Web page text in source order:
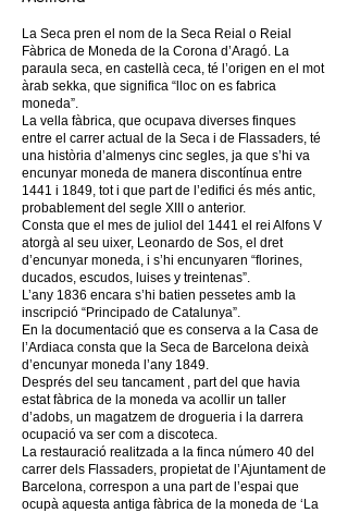
La Seca pren el nom de la Seca Reial o Reial
Fàbrica de Moneda de la Corona d’Aragó. La
paraula seca, en castellà ceca, té l’origen en el mot
àrab sekka, que significa “lloc on es fabrica
moneda”.
La vella fàbrica, que ocupava diverses finques
entre el carrer actual de la Seca i de Flassaders, té
una història d’almenys cinc segles, ja que s’hi va
encunyar moneda de manera discontínua entre
1441 i 1849, tot i que part de l’edifici és més antic,
probablement del segle XIII o anterior.
Consta que el mes de juliol del 1441 el rei Alfons V
atorgà al seu uixer, Leonardo de Sos, el dret
d’encunyar moneda, i s’hi encunyaren “florines,
ducados, escudos, luises y treintenas”.
L’any 1836 encara s’hi batien pessetes amb la
inscripció “Principado de Catalunya”.
En la documentació que es conserva a la Casa de
l’Ardiaca consta que la Seca de Barcelona deixà
d’encunyar moneda l’any 1849.
Després del seu tancament , part del que havia
estat fàbrica de la moneda va acollir un taller
d’adobs, un magatzem de drogueria i la darrera
ocupació va ser com a discoteca.
La restauració realitzada a la finca número 40 del
carrer dels Flassaders, propietat de l’Ajuntament de
Barcelona, correspon a una part de l’espai que
ocupà aquesta antiga fàbrica de la moneda de ‘La